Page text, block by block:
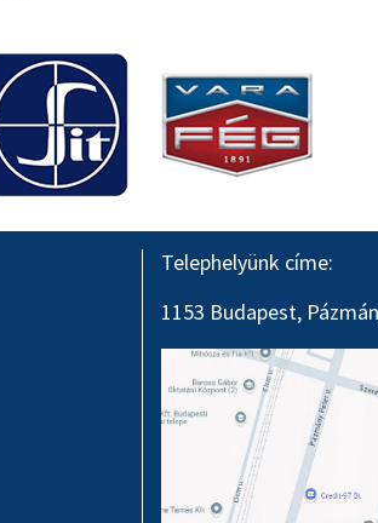
Telephelyünk címe:
1153 Budapest,